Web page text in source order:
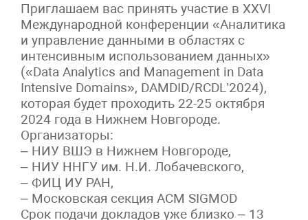
Приглашаем вас принять участие в XXVI
Международной конференции «Аналитика
и управление данными в областях с
интенсивным использованием данных»
(«Data Analytics and Management in Data
Intensive Domains», DAMDID/RCDL’2024),
которая будет проходить 22-25 октября
2024 года в Нижнем Новгороде.
Организаторы:
– НИУ ВШЭ в Нижнем Новгороде,
– НИУ ННГУ им. Н.И. Лобачевского,
– ФИЦ ИУ РАН,
– Московская секция ACM SIGMOD
Срок подачи докладов уже близко – 13